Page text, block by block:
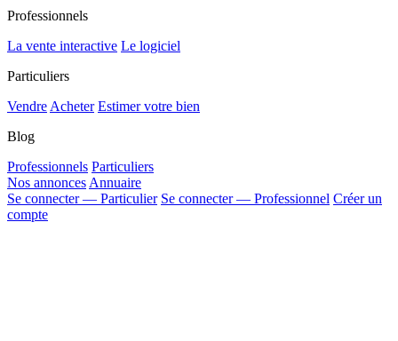
Professionnels
La vente interactive Le logiciel
Particuliers
Vendre Acheter Estimer votre bien
Blog
Professionnels Particuliers
Nos annonces Annuaire
Se connecter — Particulier Se connecter — Professionnel Créer un
compte